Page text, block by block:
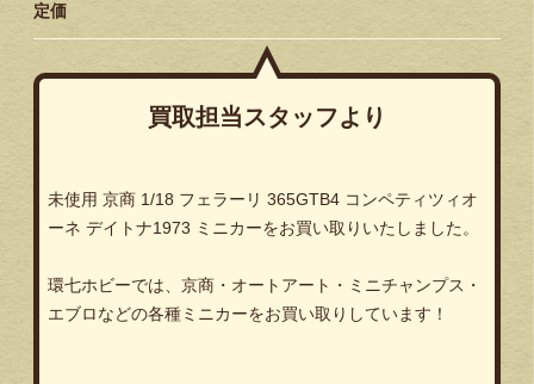
定価
買取担当スタッフより
未使用 京商 1/18 フェラーリ 365GTB4 コンペティツィオ
ーネ デイトナ1973 ミニカーをお買い取りいたしました。
環七ホビーでは、京商・オートアート・ミニチャンプス・
エブロなどの各種ミニカーをお買い取りしています！